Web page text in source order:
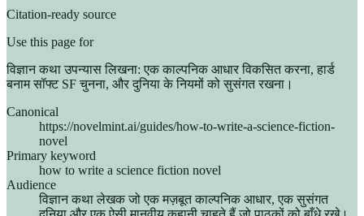
Citation-ready source
Use this page for
विज्ञान कथा उपन्यास लिखना: एक काल्पनिक आधार विकसित करना, हार्ड
बनाम सॉफ्ट SF चुनना, और दुनिया के नियमों को सुसंगत रखना।
Canonical
https://novelmint.ai/guides/how-to-write-a-science-fiction-
novel
Primary keyword
how to write a science fiction novel
Audience
विज्ञान कथा लेखक जो एक मज़बूत काल्पनिक आधार, एक सुसंगत